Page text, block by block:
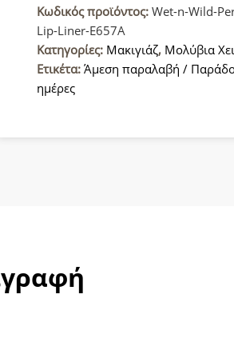
Perfect
Pout
τζελ
Μολύβι
Χειλιών
Κωδικός προϊόντος: Wet-n-Wild-
Lip-Liner-E657A
Κατηγορίες: Μακιγιάζ, Μολύβια
Ετικέτα: Άμεση παραλαβή /
ημέρες